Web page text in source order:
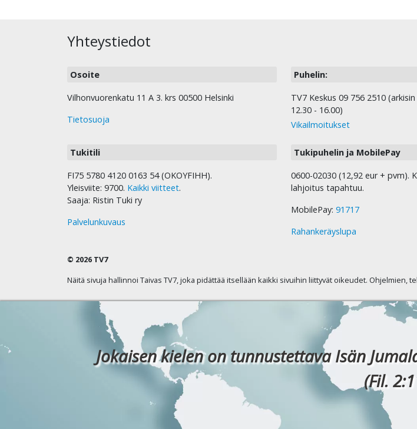
Yhteystiedot
Osoite
Vilhonvuorenkatu 11 A 3. krs 00500 Helsinki
Tietosuoja
Puhelin:
TV7 Keskus 09 756 2510
12.30 - 16.00)
Vikailmoitukset
Tukitili
FI75 5780 4120 0163 54 (OKOYFIHH).
Yleisviite: 9700. Kaikki viitteet.
Saaja: Ristin Tuki ry
Palvelunkuvaus
Tukipuhelin ja MobilePay
0600-02030 (12,92 eur + pvm).
lahjoitus tapahtuu.
MobilePay: 91717
Rahankeräyslupa
© 2026 TV7
Näitä sivuja hallinnoi Taivas TV7, joka pidättää itsellään kaikki sivuihin liittyvät oikeudet.
Jokaisen kielen on tunnustettava Isän
(Fil.